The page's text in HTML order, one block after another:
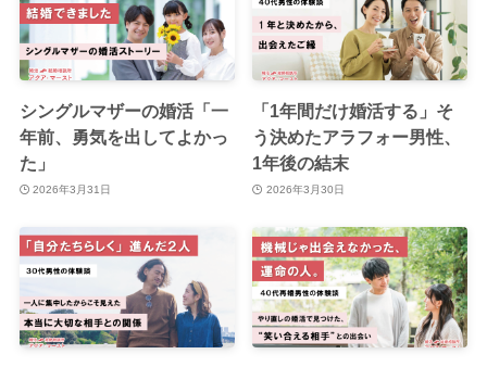
シングルマザーの婚活「一
年前、勇気を出してよかっ
た」
2026年3月31日
「1年間だけ婚活する」そ
う決めたアラフォー男性、
1年後の結末
2026年3月30日